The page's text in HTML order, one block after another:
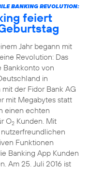
BANKING REVOLUTION:
feiert
Jahr begann mit
Revolution: Das
Bankkonto von
in
der Fidor Bank AG
mit Megabytes statt
einen echten
O2Kunden. Mit
Funktionen
Banking App Kunden
Am 25. Juli 2016 ist